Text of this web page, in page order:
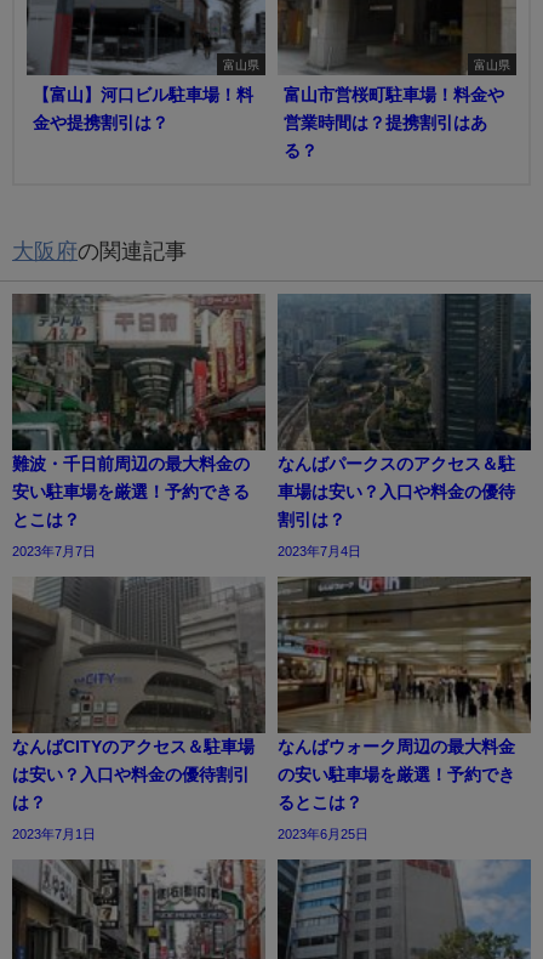
富山県
【富山】河口ビル駐車場！料
金や提携割引は？
富山県
富山市営桜町駐車場！料金や
営業時間は？提携割引はあ
る？
大阪府の関連記事
難波・千日前周辺の最大料金の
安い駐車場を厳選！予約できる
とこは？
2023年7月7日
なんばパークスのアクセス＆駐
車場は安い？入口や料金の優待
割引は？
2023年7月4日
なんばCITYのアクセス＆駐車場
は安い？入口や料金の優待割引
は？
2023年7月1日
なんばウォーク周辺の最大料金
の安い駐車場を厳選！予約でき
るとこは？
2023年6月25日